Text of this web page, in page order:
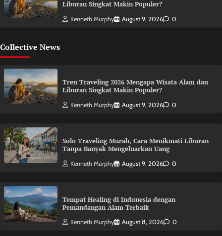
Liburan Singkat Makin Populer?
Kenneth Murphy August 9, 2026 0
Collective News
Tren Traveling 2026 Mengapa Wisata Alam dan
Liburan Singkat Makin Populer?
Kenneth Murphy August 9, 2026 0
Solo Traveling Murah, Cara Menikmati Liburan
Tanpa Banyak Mengeluarkan Uang
Kenneth Murphy August 9, 2026 0
Tempat Healing di Indonesia dengan
Pemandangan Alam Terbaik
Kenneth Murphy August 8, 2026 0